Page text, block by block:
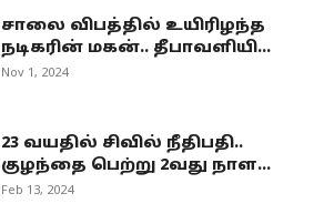
சாலை விபத்தில் உயிரிழந்த
நடிகரின் மகன்.. தீபாவளியி...
Nov 1, 2024
23 வயதில் சிவில் நீதிபதி..
குழந்தை பெற்று 2வது நாள...
Feb 13, 2024